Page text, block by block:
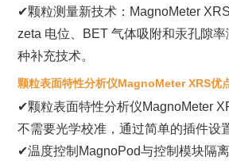
✔颗粒测量新技术：MagnoMeter
zeta 电位、BET 气体吸附和汞孔隙
种补充技术。
颗粒表面特性分析仪MagnoMeter XRS优
✔颗粒表面特性分析仪MagnoMeter
不需要光学校准，通过简单的插件设
✔温度控制MagnoPod与控制模块隔